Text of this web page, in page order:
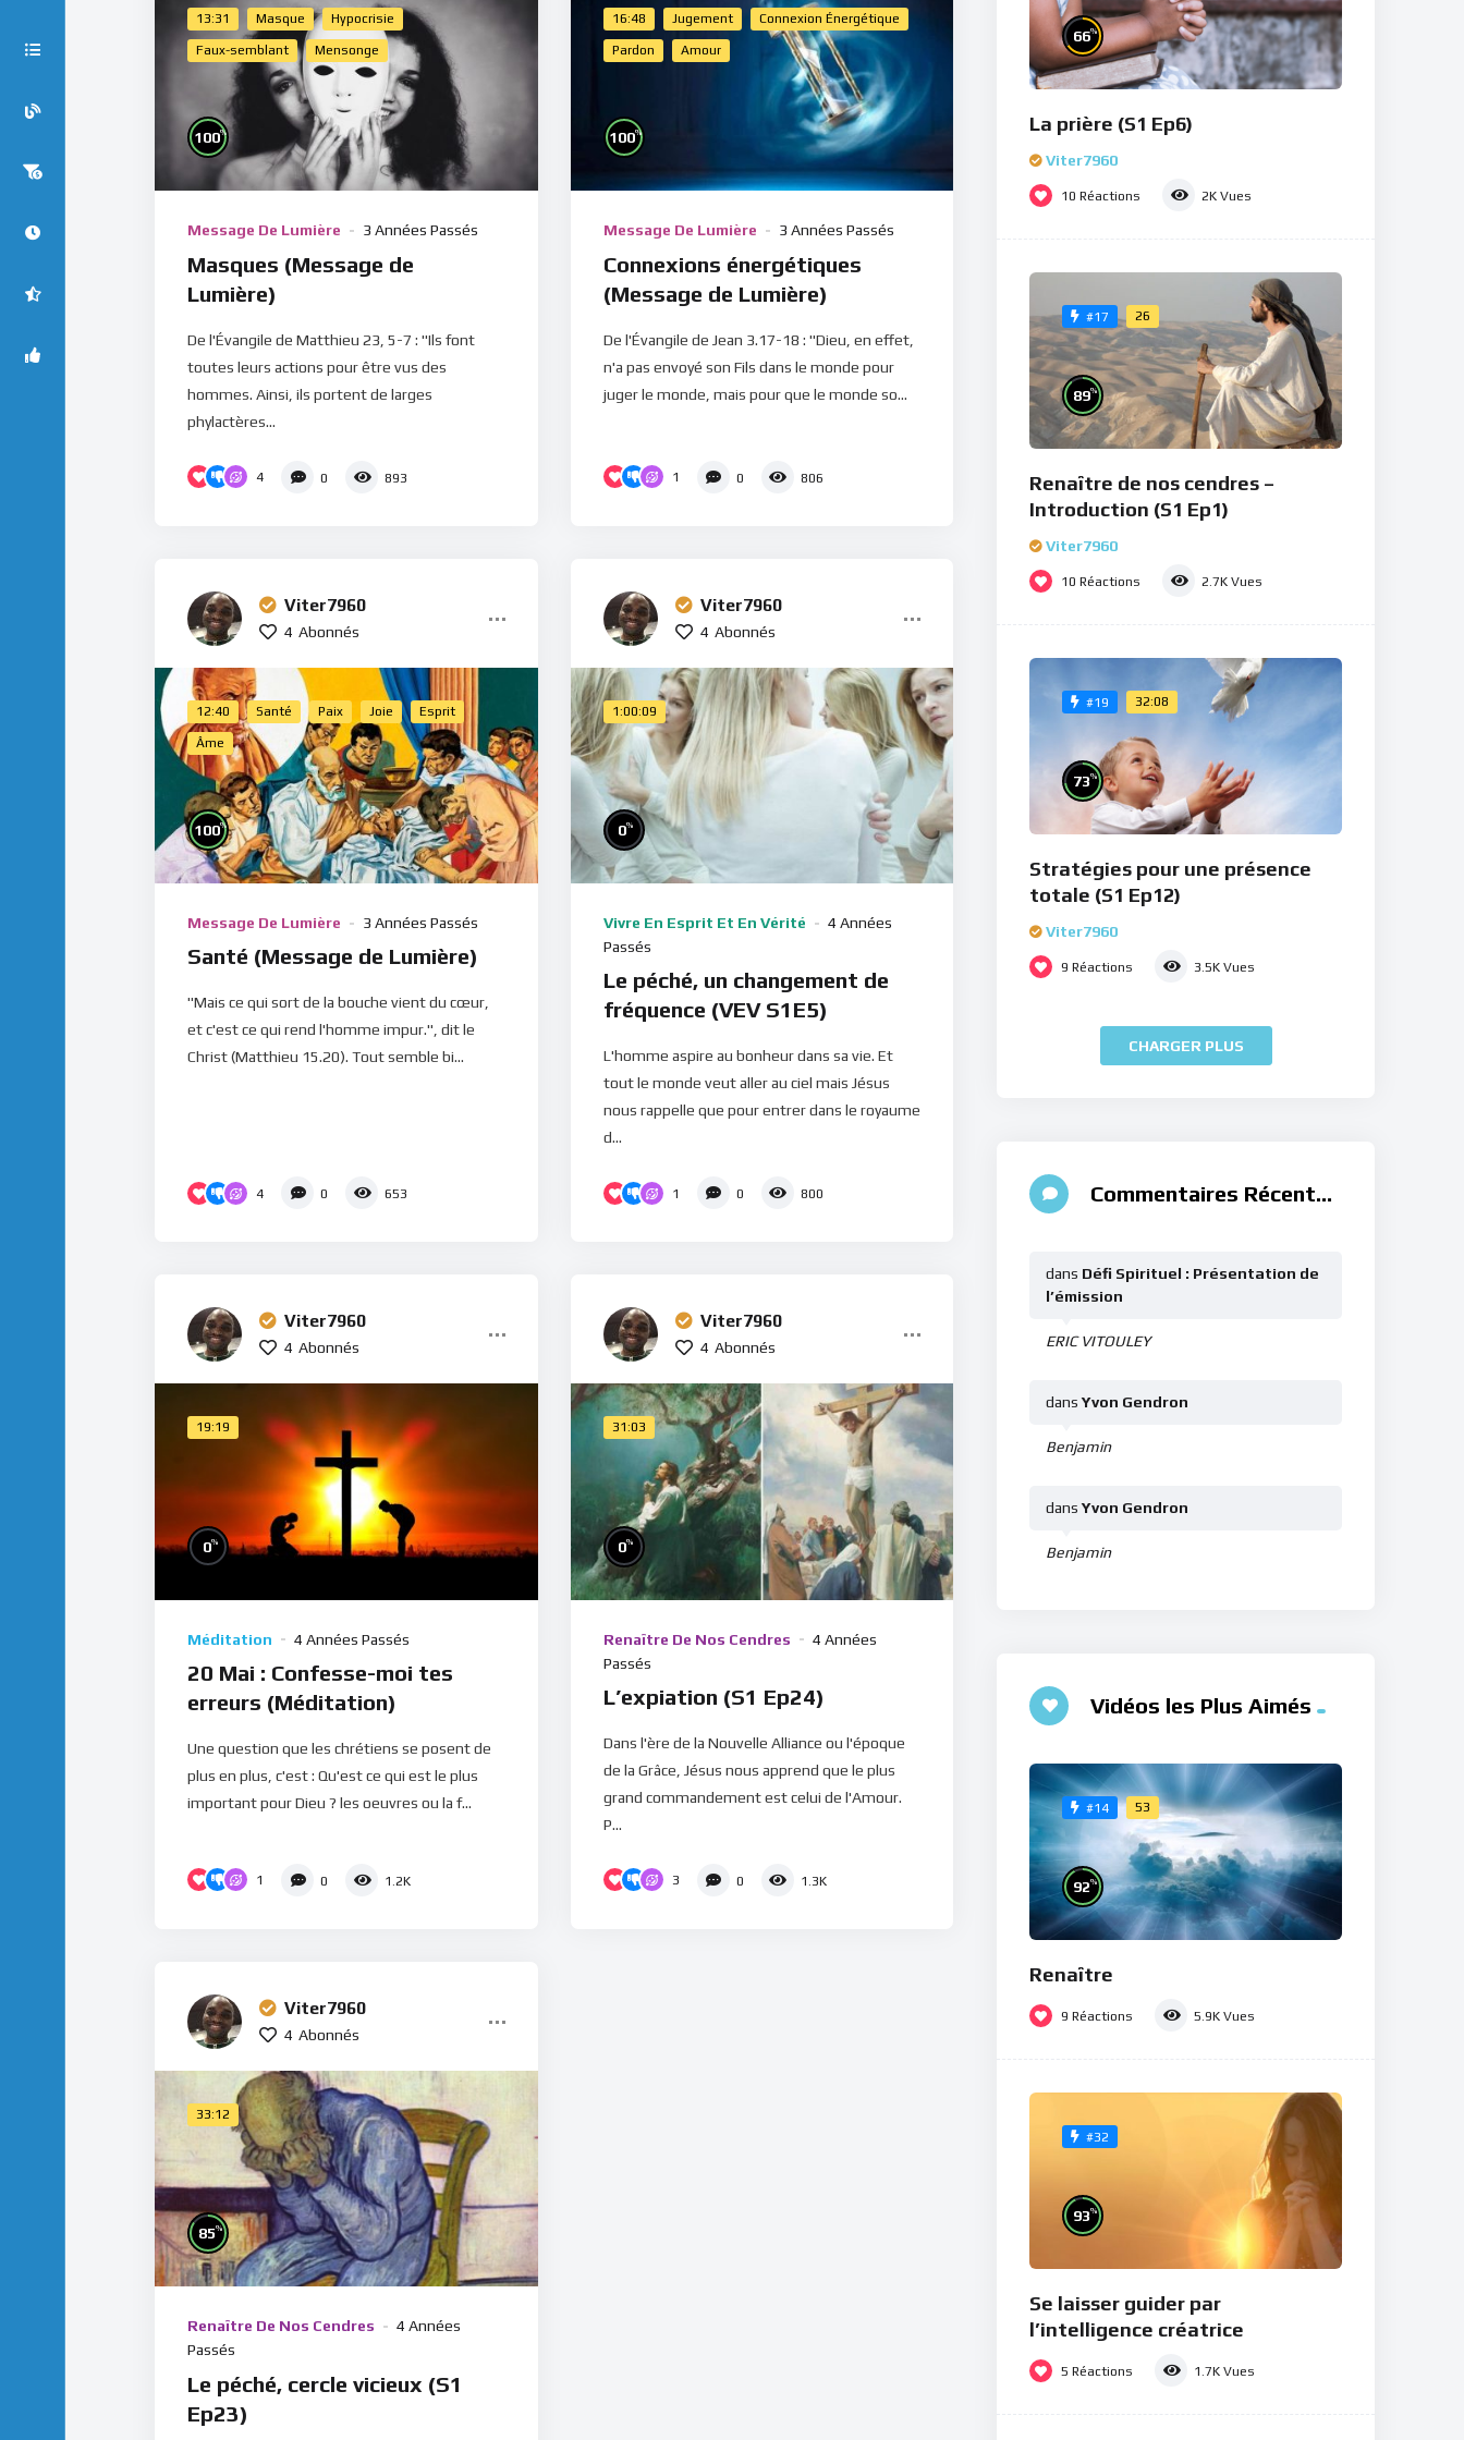
13:31 Masque Hypocrisie
Faux-semblant Mensonge
100%
Message De Lumière 3 Années Passés
Masques (Message de
Lumière)
De l'Évangile de Matthieu 23, 5-7 : "Ils font
toutes leurs actions pour être vus des
hommes. Ainsi, ils portent de larges
phylactères...
4 0 893
16:48 Jugement Connexion Énergétique
Pardon Amour
100%
Message De Lumière 3 Années Passés
Connexions énergétiques
(Message de Lumière)
De l'Évangile de Jean 3.17-18 : "Dieu, en effet,
n'a pas envoyé son Fils dans le monde pour
juger le monde, mais pour que le monde so...
1 0 806
Viter7960
4 Abonnés
12:40 Santé Paix Joie Esprit
Âme
100%
Message De Lumière 3 Années Passés
Santé (Message de Lumière)
"Mais ce qui sort de la bouche vient du cœur,
et c'est ce qui rend l'homme impur.", dit le
Christ (Matthieu 15.20). Tout semble bi...
4 0 653
Viter7960
4 Abonnés
1:00:09
0%
Vivre En Esprit Et En Vérité
4 Années
Passés
Le péché, un changement de
fréquence (VEV S1E5)
L'homme aspire au bonheur dans sa vie. Et
tout le monde veut aller au ciel mais Jésus
nous rappelle que pour entrer dans le royaume
d...
1 0 800
Viter7960
4 Abonnés
19:19
0%
Méditation 4 Années Passés
20 Mai : Confesse-moi tes
erreurs (Méditation)
Une question que les chrétiens se posent de
plus en plus, c'est : Qu'est ce qui est le plus
important pour Dieu ? les oeuvres ou la f...
1 0 1.2K
Viter7960
4 Abonnés
31:03
0%
Renaître De Nos Cendres
4 Années
Passés
L’expiation (S1 Ep24)
Dans l'ère de la Nouvelle Alliance ou l'époque
de la Grâce, Jésus nous apprend que le plus
grand commandement est celui de l'Amour.
P...
3 0 1.3K
Viter7960
4 Abonnés
33:12
85%
Renaître De Nos Cendres
4 Années
Passés
Le péché, cercle vicieux (S1
Ep23)
66%
La prière (S1 Ep6)
Viter7960
10 Réactions 2K Vues
#17 26
89%
Renaître de nos cendres –
Introduction (S1 Ep1)
Viter7960
10 Réactions 2.7K Vues
#19 32:08
73%
Stratégies pour une présence
totale (S1 Ep12)
Viter7960
9 Réactions 3.5K Vues
CHARGER PLUS
Commentaires Récents
ERIC VITOULEY
dans Défi Spirituel : Présentation de
l’émission
Benjamin
dansYvon Gendron
Benjamin
dansYvon Gendron
Vidéos les Plus Aimés
#14 53
92%
Renaître
9 Réactions 5.9K Vues
#32
93%
Se laisser guider par
l’intelligence créatrice
5 Réactions 1.7K Vues